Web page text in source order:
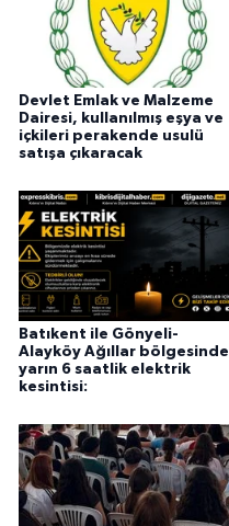
Devlet Emlak ve Malzeme
Dairesi, kullanılmış eşya ve
içkileri perakende usulü
satışa çıkaracak
Batıkent ile Gönyeli-
Alayköy Ağıllar bölgesinde
yarın 6 saatlik elektrik
kesintisi: